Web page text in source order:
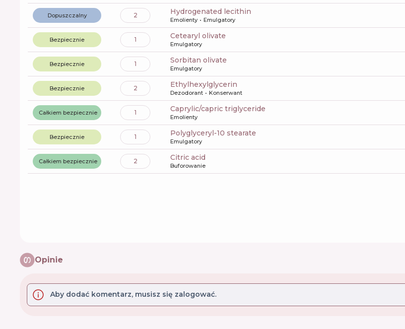
Dopuszczalny 2 hydrogenated lecithin
Emolienty Emulgatory
Bezpiecznie 1 cetearyl olivate
Emulgatory
Bezpiecznie 1 sorbitan olivate
Emulgatory
Bezpiecznie 2 ethylhexylglycerin
Dezodorant Konserwant
Całkiem bezpiecznie 1 caprylic/capric triglyceride
Emolienty
Bezpiecznie 1 polyglyceryl-10 stearate
Emulgatory
Całkiem bezpiecznie 2 citric acid
Buforowanie
Opinie
Aby dodać komentarz, musisz się zalogować.